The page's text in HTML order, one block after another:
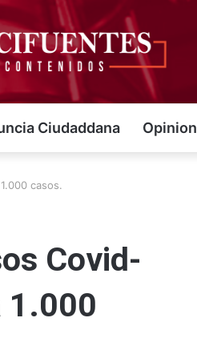
Ciudaddana Opinion
casos.
Covid-
1.000